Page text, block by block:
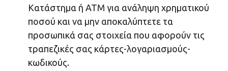
Κατάστημα ή ΑΤΜ για ανάληψη χρηματικού
ποσού και να μην αποκαλύπτετε τα
προσωπικά σας στοιχεία που αφορούν τις
τραπεζικές σας κάρτες-λογαριασμούς-
κωδικούς.